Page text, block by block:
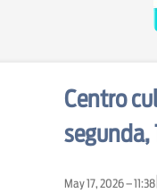
Centro
segunda,
May 17, 2026 – 11:38